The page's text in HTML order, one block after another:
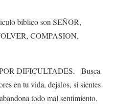
biblico son SEÑOR,
COMPASION,
DIFICULTADES. Busca
en tu vida, dejalos, si sientes
todo mal sentimiento.